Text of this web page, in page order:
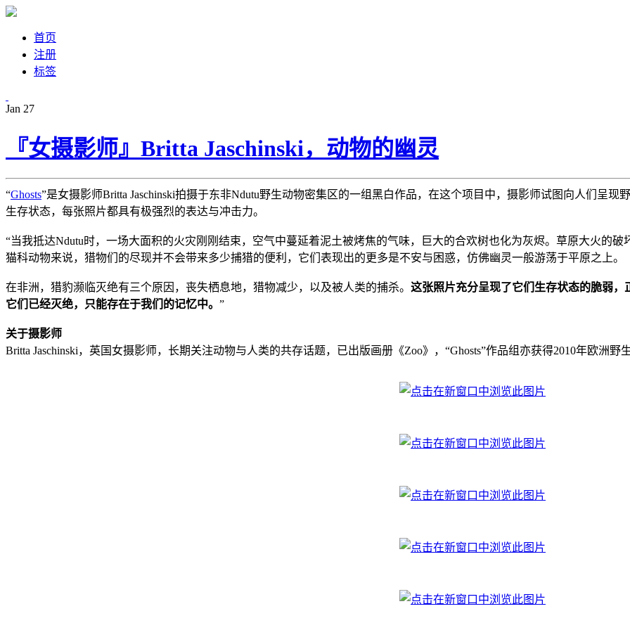
首页
注册
标签
Jan 27
『女摄影师』Britta Jaschinski，动物的幽灵
“Ghosts”是女摄影师Britta Jaschinski拍摄于东非Ndutu野生动物密集区的一组黑白作品，在这个项目中，摄影师试图向人们呈现
生存状态，每张照片都具有极强烈的表达与冲击力。
“当我抵达Ndutu时，一场大面积的火灾刚刚结束，空气中蔓延着泥土被烤焦的气味，巨大的合欢树也化为灰烬。草原大火的
猫科动物来说，猎物们的尽现并不会带来多少捕猎的便利，它们表现出的更多是不安与困惑，仿佛幽灵一般游荡于平原之上。
在非洲，猎豹濒临灭绝有三个原因，丧失栖息地，猎物减少，以及被人类的捕杀。 这张照片充分呈现了它们生存状态的脆弱
它们已经灭绝，只能存在于我们的记忆中。 ”
关于摄影师
Britta Jaschinski，英国女摄影师，长期关注动物与人类的共存话题，已出版画册《Zoo》，“Ghosts”作品组亦获得2010年欧洲野